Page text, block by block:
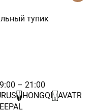
тупик
– 21:00
HONGQI
AVATR